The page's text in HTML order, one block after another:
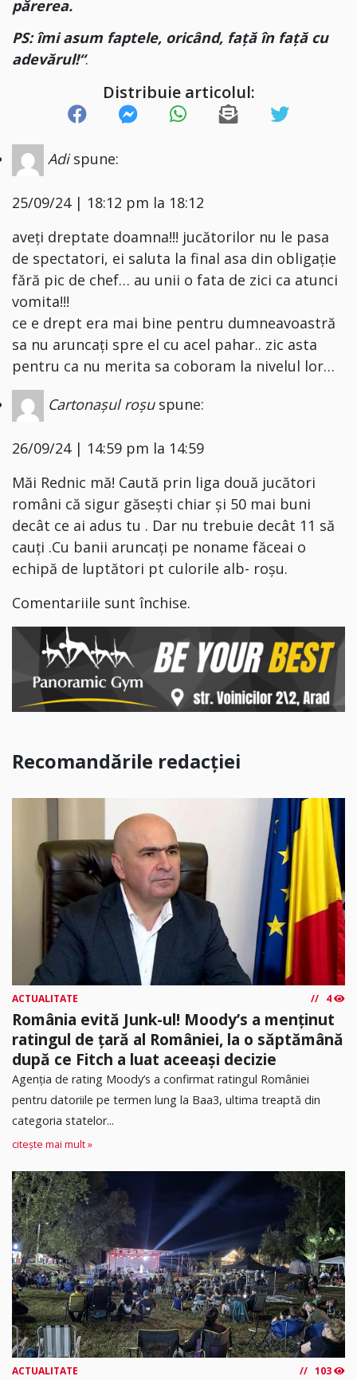
părerea.
PS: îmi asum faptele, oricând, față în față cu
adevărul!“.
Distribuie articolul:
Adi spune:
25/09/24 | 18:12 pm la 18:12
aveți dreptate doamna!!! jucătorilor nu le pasa
de spectatori, ei saluta la final asa din obligație
fără pic de chef… au unii o fata de zici ca atunci
vomita!!!
ce e drept era mai bine pentru dumneavoastră
sa nu aruncați spre el cu acel pahar.. zic asta
pentru ca nu merita sa coboram la nivelul lor…
Cartonașul roșu spune:
26/09/24 | 14:59 pm la 14:59
Măi Rednic mă! Caută prin liga două jucători
români că sigur găsești chiar și 50 mai buni
decât ce ai adus tu . Dar nu trebuie decât 11 să
cauți .Cu banii aruncați pe noname făceai o
echipă de luptători pt culorile alb- roșu.
Comentariile sunt închise.
Recomandările redacției
ACTUALITATE 4
România evită Junk-ul! Moody’s a menținut
ratingul de țară al României, la o săptămână
după ce Fitch a luat aceeași decizie
Agenția de rating Moody’s a confirmat ratingul României
pentru datoriile pe termen lung la Baa3, ultima treaptă din
categoria statelor...
citește mai mult »
ACTUALITATE 103